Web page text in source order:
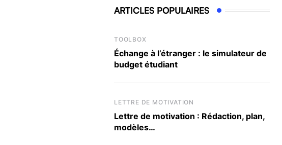
ARTICLES POPULAIRES
TOOLBOX
Échange à l’étranger : le simulateur de
budget étudiant
LETTRE DE MOTIVATION
Lettre de motivation : Rédaction, plan,
modèles…